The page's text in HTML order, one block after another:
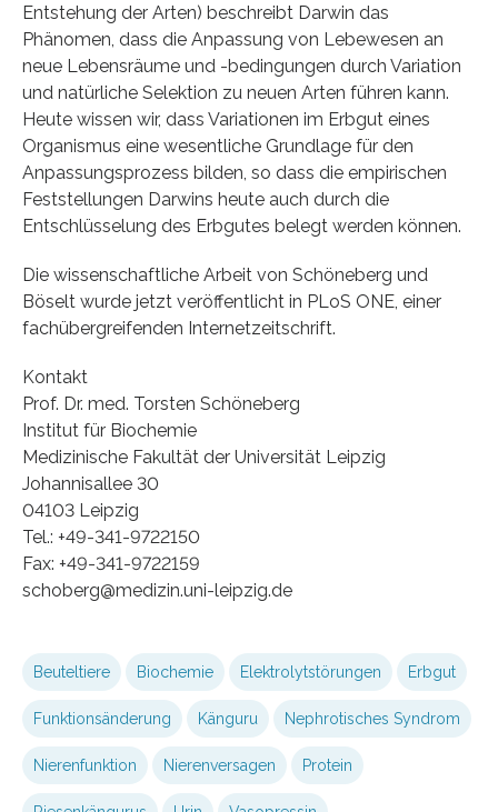
Entstehung der Arten) beschreibt Darwin das
Phänomen, dass die Anpassung von Lebewesen an
neue Lebensräume und -bedingungen durch Variation
und natürliche Selektion zu neuen Arten führen kann.
Heute wissen wir, dass Variationen im Erbgut eines
Organismus eine wesentliche Grundlage für den
Anpassungsprozess bilden, so dass die empirischen
Feststellungen Darwins heute auch durch die
Entschlüsselung des Erbgutes belegt werden können.
Die wissenschaftliche Arbeit von Schöneberg und
Böselt wurde jetzt veröffentlicht in PLoS ONE, einer
fachübergreifenden Internetzeitschrift.
Kontakt
Prof. Dr. med. Torsten Schöneberg
Institut für Biochemie
Medizinische Fakultät der Universität Leipzig
Johannisallee 30
04103 Leipzig
Tel.: +49-341-9722150
Fax: +49-341-9722159
schoberg@medizin.uni-leipzig.de
Beuteltiere Biochemie Elektrolytstörungen Erbgut
Funktionsänderung Känguru Nephrotisches Syndrom
Nierenfunktion Nierenversagen Protein